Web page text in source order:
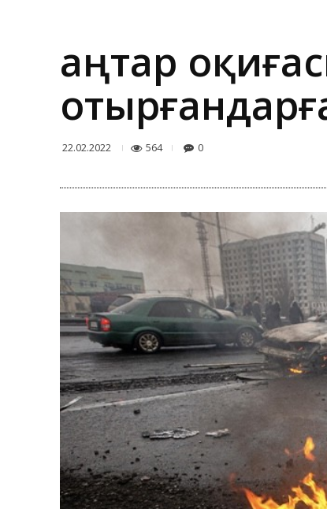
Қаңтар
22.02.2022 564 0